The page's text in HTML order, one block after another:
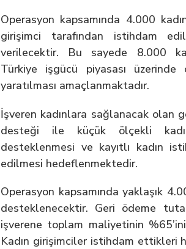
Operasyon kapsamında 4.000
girişimci tarafından istihdam
verilecektir. Bu sayede 8.000
Türkiye işgücü piyasası
yaratılması amaçlanmaktadır.
İşveren kadınlara sağlanacak olan
desteği ile küçük ölçekli
desteklenmesi ve kayıtlı kadın
edilmesi hedeflenmektedir.
Operasyon kapsamında yaklaşık
desteklenecektir. Geri ödeme
işverene toplam maliyetinin
Kadın girişimciler istihdam ettikleri